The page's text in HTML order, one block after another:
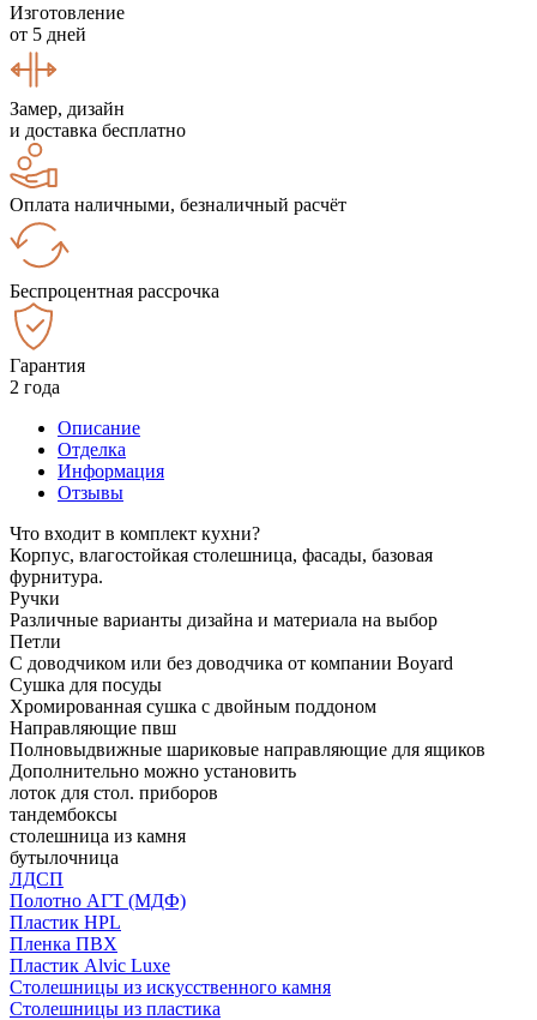
Изготовление
от 5 дней
Замер, дизайн
и доставка бесплатно
Оплата наличными, безналичный расчёт
Беспроцентная рассрочка
Гарантия
2 года
Описание
Отделка
Информация
Отзывы
Что входит в комплект кухни?
Корпус, влагостойкая столешница, фасады, базовая
фурнитура.
Ручки
Различные варианты дизайна и материала на выбор
Петли
С доводчиком или без доводчика от компании Boyard
Сушка для посуды
Хромированная сушка с двойным поддоном
Направляющие пвш
Полновыдвижные шариковые направляющие для ящиков
Дополнительно можно установить
лоток для стол. приборов
тандембоксы
столешница из камня
бутылочница
ЛДСП
Полотно АГТ (МДФ)
Пластик HPL
Пленка ПВХ
Пластик Alvic Luxe
Столешницы из искусственного камня
Столешницы из пластика